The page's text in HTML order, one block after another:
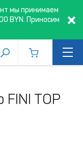
мы принимаем
BYN. Приносим
TOP